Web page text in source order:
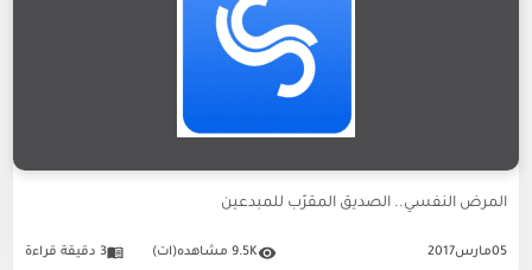
المرض النفسي.. الصديق المقرّب للمبدعين
05مارس2017 9.5K مشاهده(ات) 3 دقيقة قراءة